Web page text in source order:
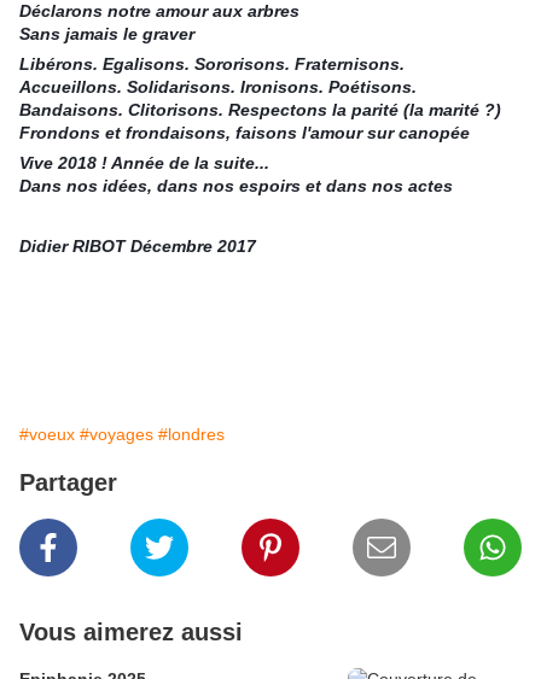
Déclarons notre amour aux arbres
Sans jamais le graver
Libérons. Egalisons. Sororisons. Fraternisons.
Accueillons. Solidarisons. Ironisons. Poétisons.
Bandaisons. Clitorisons. Respectons la parité (la marité ?)
Frondons et frondaisons, faisons l'amour sur canopée
Vive 2018 ! Année de la suite...
Dans nos idées, dans nos espoirs et dans nos actes
Didier RIBOT Décembre 2017
#voeux #voyages #londres
Partager
Vous aimerez aussi